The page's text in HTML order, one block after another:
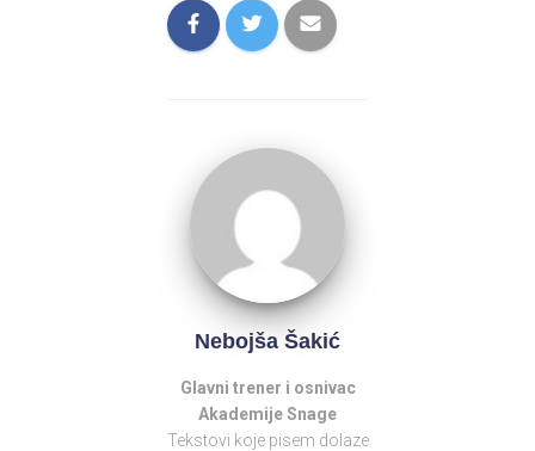
Nebojša Šakić
Glavni trener i osnivac
Akademije Snage
Tekstovi koje pisem dolaze